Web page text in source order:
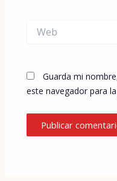
Guarda mi
este navegador para